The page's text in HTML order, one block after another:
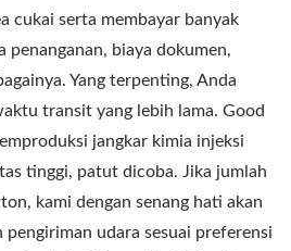
cukai serta membayar banyak
penanganan, biaya dokumen,
Yang terpenting, Anda
transit yang lebih lama. Good
jangkar kimia injeksi
tinggi, patut dicoba. Jika jumlah
kami dengan senang hati akan
pengiriman udara sesuai preferensi